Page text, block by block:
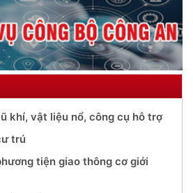
khí, vật liệu nổ, công cụ hỗ trợ
trú
tiện giao thông cơ giới